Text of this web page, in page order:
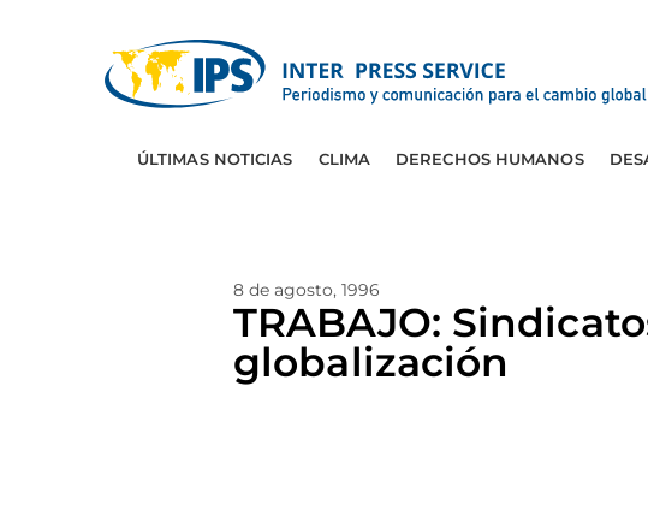
ÚLTIMAS NOTICIAS CLIMA DERECHOS HUMANOS
8 de agosto, 1996
TRABAJO:
globalización